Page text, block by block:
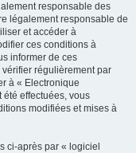
responsable des
légalement responsable de
et accéder à
ces conditions à
informer de ces
régulièrement par
à « Electronique
effectuées, vous
modifiées et mises à
ci-après par « logiciel